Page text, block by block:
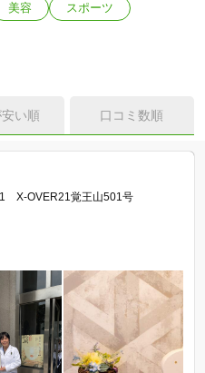
美容
スポーツ
い順 口コミ数順
X-OVER21覚王山501号